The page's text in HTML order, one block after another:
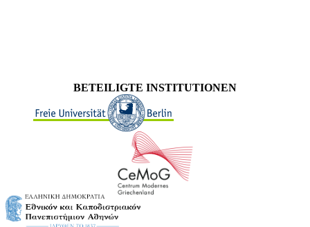
BETEILIGTE INSTITUTIONEN